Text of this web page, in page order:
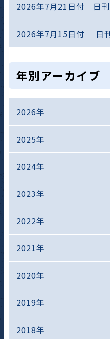
2026年7月21日付 日
2026年7月15日付 日
年別アーカイブ
2026年
2025年
2024年
2023年
2022年
2021年
2020年
2019年
2018年